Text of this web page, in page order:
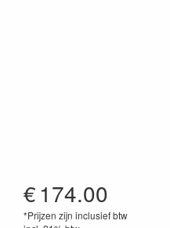
€174.00
*Prijzen zijn inclusief btw